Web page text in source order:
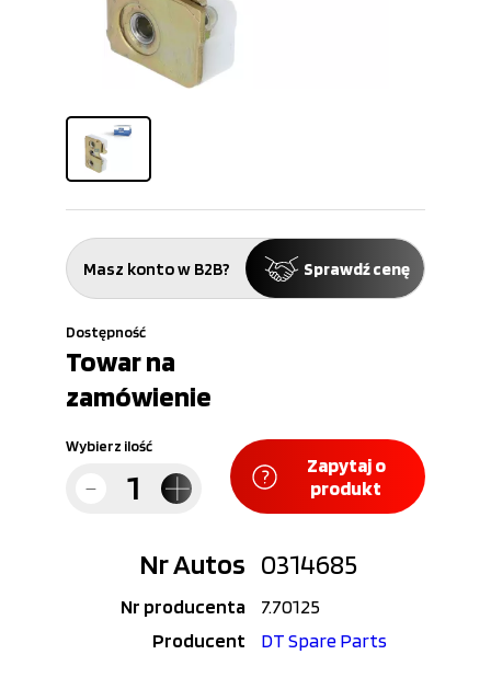
Masz konto w B2B? Sprawdź cenę
Dostępność
Towar na
zamówienie
Wybierz ilość
Zapytaj o
produkt
Nr Autos 0314685
Nr producenta
7.70125
Producent
DT Spare Parts